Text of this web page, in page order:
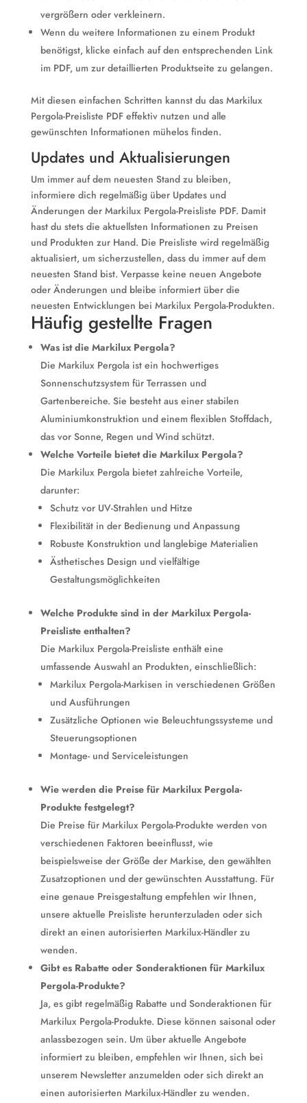
vergrößern oder verkleinern.
Wenn du weitere Informationen zu einem Produkt
benötigst, klicke einfach auf den entsprechenden Link
im PDF, um zur detaillierten Produktseite zu gelangen.
Mit diesen einfachen Schritten kannst du das Markilux
Pergola-Preisliste PDF effektiv nutzen und alle
gewünschten Informationen mühelos finden.
Updates und Aktualisierungen
Um immer auf dem neuesten Stand zu bleiben,
informiere dich regelmäßig über Updates und
Änderungen der Markilux Pergola-Preisliste PDF. Damit
hast du stets die aktuellsten Informationen zu Preisen
und Produkten zur Hand. Die Preisliste wird regelmäßig
aktualisiert, um sicherzustellen, dass du immer auf dem
neuesten Stand bist. Verpasse keine neuen Angebote
oder Änderungen und bleibe informiert über die
neuesten Entwicklungen bei Markilux Pergola-Produkten.
Häufig gestellte Fragen
Was ist die Markilux Pergola?
Die Markilux Pergola ist ein hochwertiges
Sonnenschutzsystem für Terrassen und
Gartenbereiche. Sie besteht aus einer stabilen
Aluminiumkonstruktion und einem flexiblen Stoffdach,
das vor Sonne, Regen und Wind schützt.
Welche Vorteile bietet die Markilux Pergola?
Die Markilux Pergola bietet zahlreiche Vorteile,
darunter:
Schutz vor UV-Strahlen und Hitze
Flexibilität in der Bedienung und Anpassung
Robuste Konstruktion und langlebige Materialien
Ästhetisches Design und vielfältige
Gestaltungsmöglichkeiten
Welche Produkte sind in der Markilux Pergola-
Preisliste enthalten?
Die Markilux Pergola-Preisliste enthält eine
umfassende Auswahl an Produkten, einschließlich:
Markilux Pergola-Markisen in verschiedenen Größen
und Ausführungen
Zusätzliche Optionen wie Beleuchtungssysteme und
Steuerungsoptionen
Montage- und Serviceleistungen
Wie werden die Preise für Markilux Pergola-
Produkte festgelegt?
Die Preise für Markilux Pergola-Produkte werden von
verschiedenen Faktoren beeinflusst, wie
beispielsweise der Größe der Markise, den gewählten
Zusatzoptionen und der gewünschten Ausstattung. Für
eine genaue Preisgestaltung empfehlen wir Ihnen,
unsere aktuelle Preisliste herunterzuladen oder sich
direkt an einen autorisierten Markilux-Händler zu
wenden.
Gibt es Rabatte oder Sonderaktionen für Markilux
Pergola-Produkte?
Ja, es gibt regelmäßig Rabatte und Sonderaktionen für
Markilux Pergola-Produkte. Diese können saisonal oder
anlassbezogen sein. Um über aktuelle Angebote
informiert zu bleiben, empfehlen wir Ihnen, sich bei
unserem Newsletter anzumelden oder sich direkt an
einen autorisierten Markilux-Händler zu wenden.